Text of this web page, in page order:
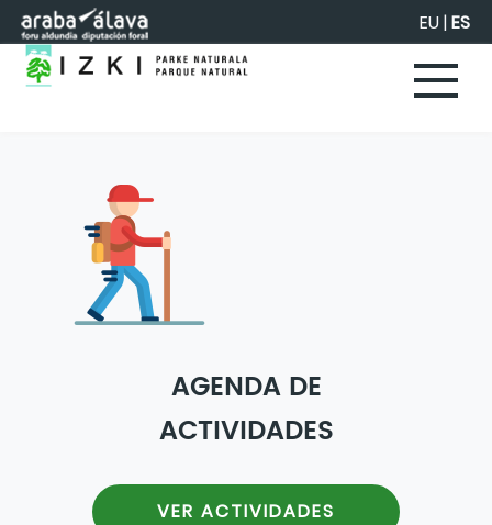
Saltar al contenido principal EU|ES
AGENDA DE
ACTIVIDADES
VER ACTIVIDADES